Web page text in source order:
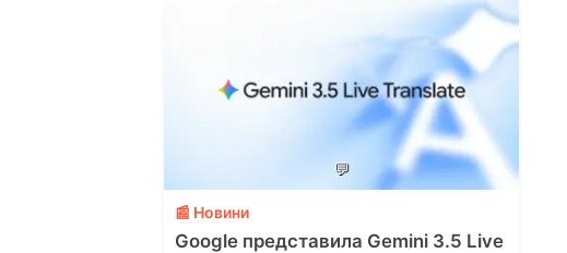
💬
📰 Новини
Google представила Gemini 3.5 Live